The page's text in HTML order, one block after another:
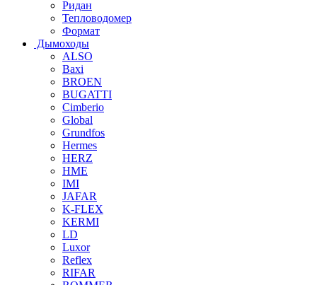
Ридан
Тепловодомер
Формат
Дымоходы
ALSO
Baxi
BROEN
BUGATTI
Cimberio
Global
Grundfos
Hermes
HERZ
HME
IMI
JAFAR
K-FLEX
KERMI
LD
Luxor
Reflex
RIFAR